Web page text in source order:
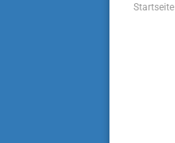
Startseite